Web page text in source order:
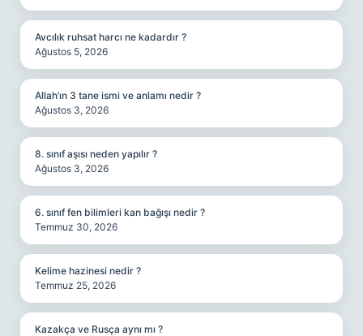
Avcılık ruhsat harcı ne kadardır ?
Ağustos 5, 2026
Allah’ın 3 tane ismi ve anlamı nedir ?
Ağustos 3, 2026
8. sınıf aşısı neden yapılır ?
Ağustos 3, 2026
6. sınıf fen bilimleri kan bağışı nedir ?
Temmuz 30, 2026
Kelime hazinesi nedir ?
Temmuz 25, 2026
Kazakça ve Rusça aynı mı ?